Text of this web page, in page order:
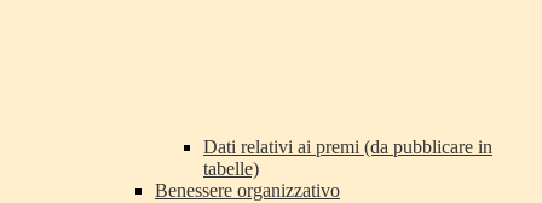
Dati relativi ai premi (da pubblicare in
tabelle)
Benessere organizzativo